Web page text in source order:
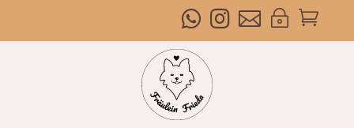

~


